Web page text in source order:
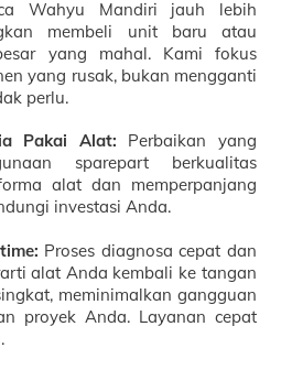
Wahyu Mandiri jauh lebih
membeli unit baru atau
yang mahal. Kami fokus
yang rusak, bukan mengganti
perlu.
Pakai Alat: Perbaikan yang
sparepart berkualitas
alat dan memperpanjang
investasi Anda.
Proses diagnosa cepat dan
alat Anda kembali ke tangan
meminimalkan gangguan
proyek Anda. Layanan cepat